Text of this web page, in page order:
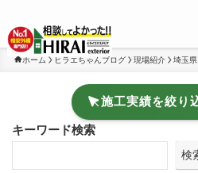
ホーム ヒラエちゃんブログ 現場紹介 埼玉県
施工実績を絞り
キーワード検索
検